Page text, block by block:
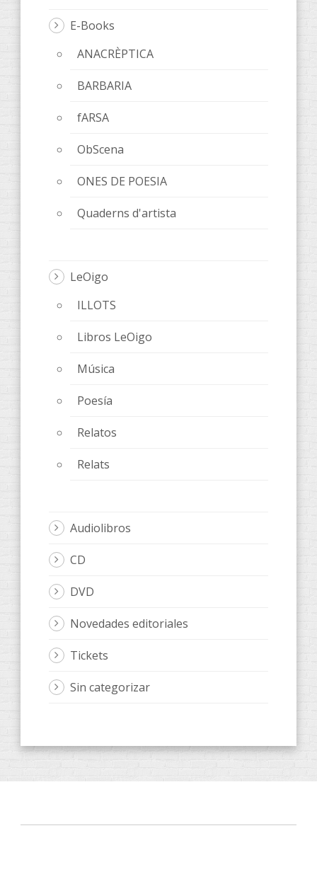
E-Books
ANACRÈPTICA
BARBARIA
fARSA
ObScena
ONES DE POESIA
Quaderns d'artista
LeOigo
ILLOTS
Libros LeOigo
Música
Poesía
Relatos
Relats
Audiolibros
CD
DVD
Novedades editoriales
Tickets
Sin categorizar